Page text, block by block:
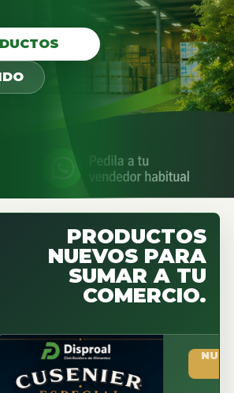
PRODUCTOS
NUEVOS PARA
SUMAR A TU
COMERCIO.
NUEVO